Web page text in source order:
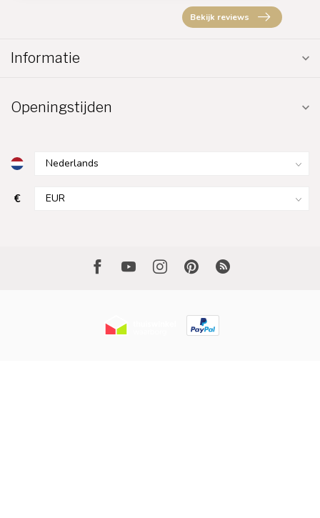
Bekijk reviews
Informatie
Openingstijden
€